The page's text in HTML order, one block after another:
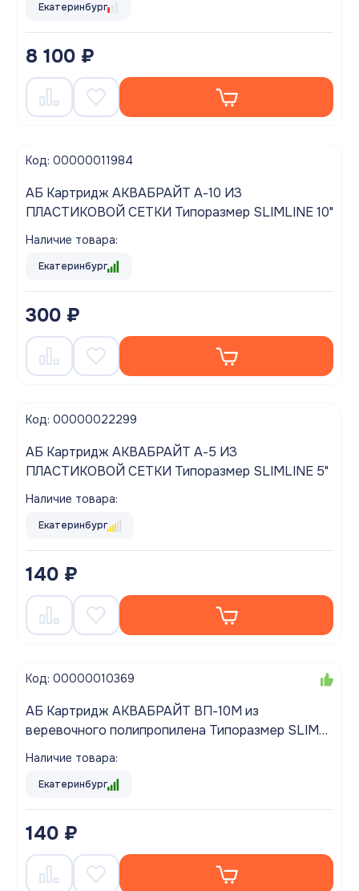
Екатеринбург
8 100 ₽
Код: 00000011984
АБ Картридж АКВАБРАЙТ А-10 ИЗ
ПЛАСТИКОВОЙ СЕТКИ Типоразмер SLIMLINE 10"
Наличие товара:
Екатеринбург
300 ₽
Код: 00000022299
АБ Картридж АКВАБРАЙТ А-5 ИЗ
ПЛАСТИКОВОЙ СЕТКИ Типоразмер SLIMLINE 5"
Наличие товара:
Екатеринбург
140 ₽
Код: 00000010369
АБ Картридж АКВАБРАЙТ ВП-10М из
веревочного полипропилена Типоразмер SLIM
10"
Наличие товара:
Екатеринбург
140 ₽